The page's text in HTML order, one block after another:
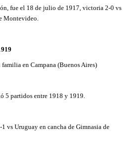
fue el 18 de julio de 1917, victoria 2-0 vs
Montevideo.
en Campana (Buenos Aires)
5 partidos entre 1918 y 1919.
vs Uruguay en cancha de Gimnasia de